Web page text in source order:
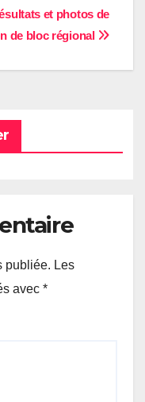
et photos de
de bloc régional
publiée. Les
avec *